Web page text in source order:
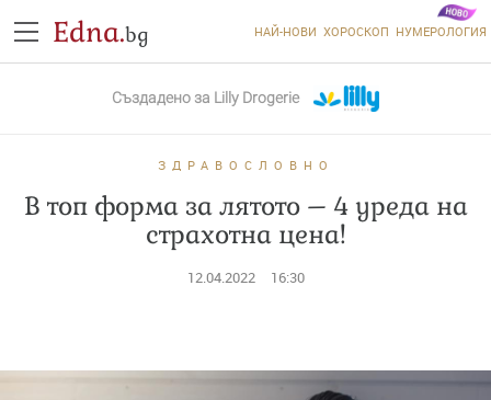
Edna.bg НАЙ-НОВИ ХОРОСКОП НУМЕРОЛОГИЯ
Създадено за Lilly Drogerie
ЗДРАВОСЛОВНО
В топ форма за лятото – 4 уреда на
страхотна цена!
12.04.2022 16:30